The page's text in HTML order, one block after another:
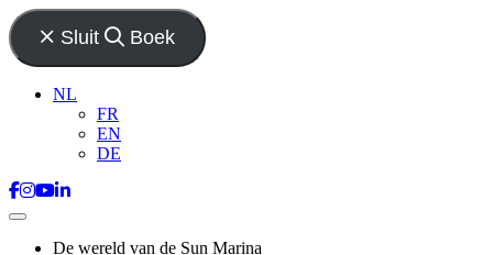
Sluit Boek
NL
FR
EN
DE
De wereld van de Sun Marina